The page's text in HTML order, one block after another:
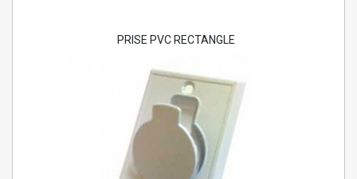
PRISE PVC RECTANGLE